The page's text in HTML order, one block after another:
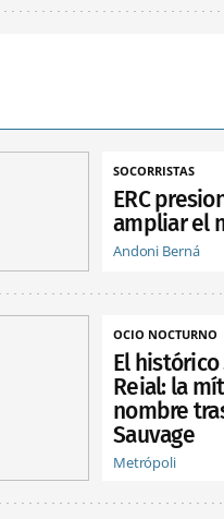
SOCORRISTAS
ERC
ampliar el
Andoni Berná
OCIO NOCTURNO
El histórico
Reial: la
nombre
Sauvage
Metrópoli